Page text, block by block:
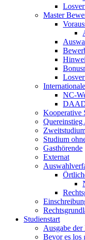
Master
NC-
Kooperative
Quereinstieg
Studium
Gasthörende
Externat
Studienstart
Ausgabe
Bevor es los